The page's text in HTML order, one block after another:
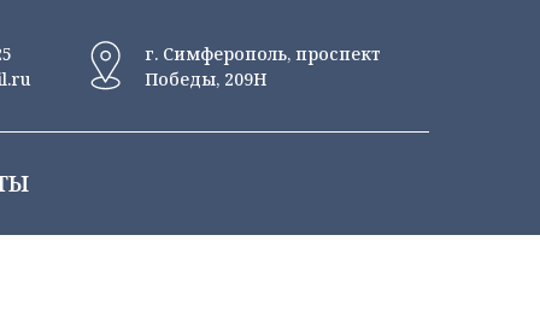
г. Симферополь, проспект
Победы, 209Н